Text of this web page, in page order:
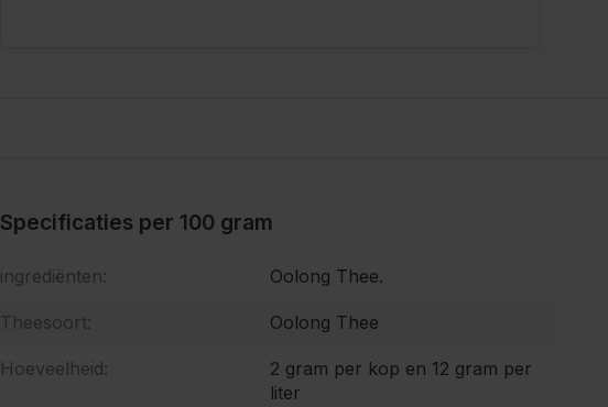
Specificaties per 100 gram
ingrediënten: Oolong Thee.
Theesoort: Oolong Thee
Hoeveelheid:
2 gram per kop en 12 gram per
liter